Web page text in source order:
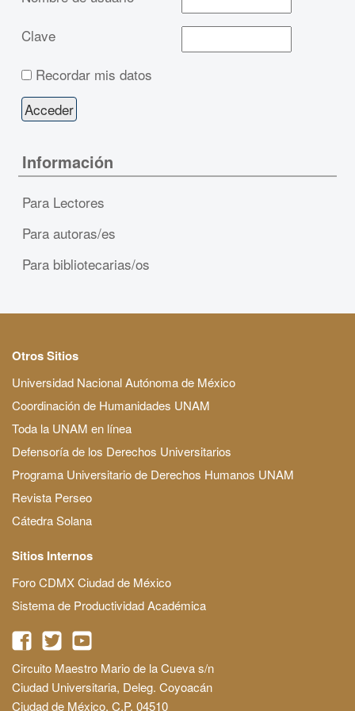
Clave
Recordar mis datos
Información
Para Lectores
Para autoras/es
Para bibliotecarias/os
Otros Sitios
Universidad Nacional Autónoma de México
Coordinación de Humanidades UNAM
Toda la UNAM en línea
Defensoría de los Derechos Universitarios
Programa Universitario de Derechos Humanos UNAM
Revista Perseo
Cátedra Solana
Sitios Internos
Foro CDMX Ciudad de México
Sistema de Productividad Académica
Circuito Maestro Mario de la Cueva s/n
Ciudad Universitaria, Deleg. Coyoacán
Ciudad de México, C.P. 04510